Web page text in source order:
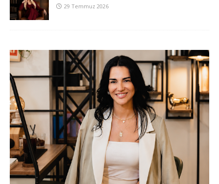
29 Temmuz 2026